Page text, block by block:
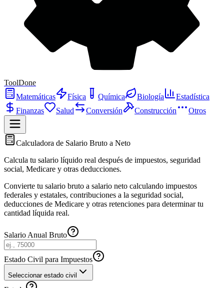
ToolDone
Matemáticas
Física Química Biología
Estadística
Finanzas
Salud Conversión Construcción Otros
Calculadora de Salario Bruto a Neto
Calcula tu salario líquido real después de impuestos, seguridad
social, Medicare y otras deducciones.
Convierte tu salario bruto a salario neto calculando impuestos
federales y estatales, contribuciones a la seguridad social,
deducciones de Medicare y otras retenciones para determinar tu
cantidad líquida real.
Salario Anual Bruto
Estado Civil para Impuestos
Seleccionar estado civil